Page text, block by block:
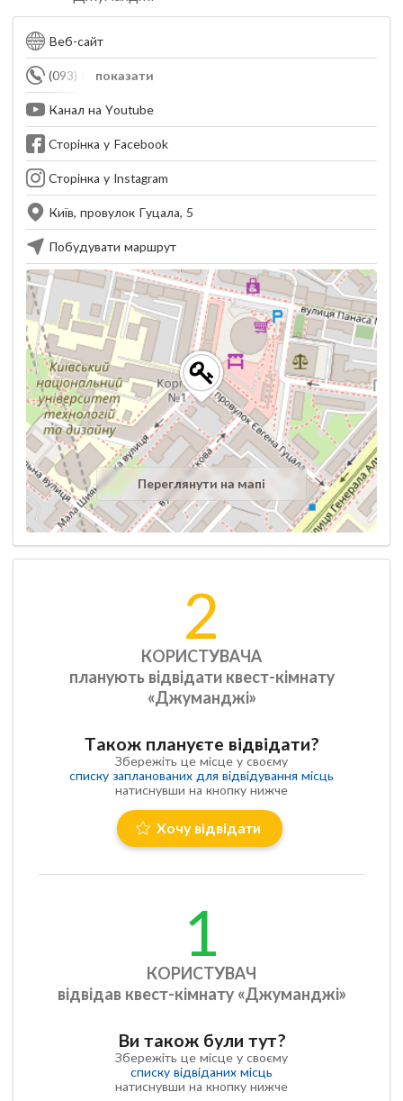
Веб-сайт
показати
(093) 544-63-17
Канал на Youtube
Сторінка у Facebook
Сторінка у Instagram
Київ, провулок Гуцала, 5
Побудувати маршрут
Переглянути на мапі
2
КОРИСТУВАЧА
планують відвідати квест-кімнату
«Джуманджі»
Також плануєте відвідати?
Збережіть це місце у своєму
списку запланованих для відвідування місць
натиснувши на кнопку нижче
Хочу відвідати
1
КОРИСТУВАЧ
відвідав квест-кімнату «Джуманджі»
Ви також були тут?
Збережіть це місце у своєму
списку відвіданих місць
натиснувши на кнопку нижче